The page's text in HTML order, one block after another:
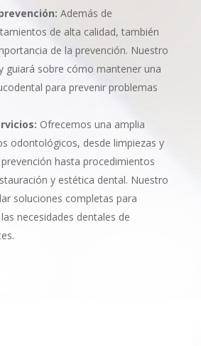
Además de
de alta calidad, también
de la prevención. Nuestro
guiará sobre cómo mantener una
para prevenir problemas
Ofrecemos una amplia
odontológicos, desde limpiezas y
hasta procedimientos
y estética dental. Nuestro
soluciones completas para
necesidades dentales de